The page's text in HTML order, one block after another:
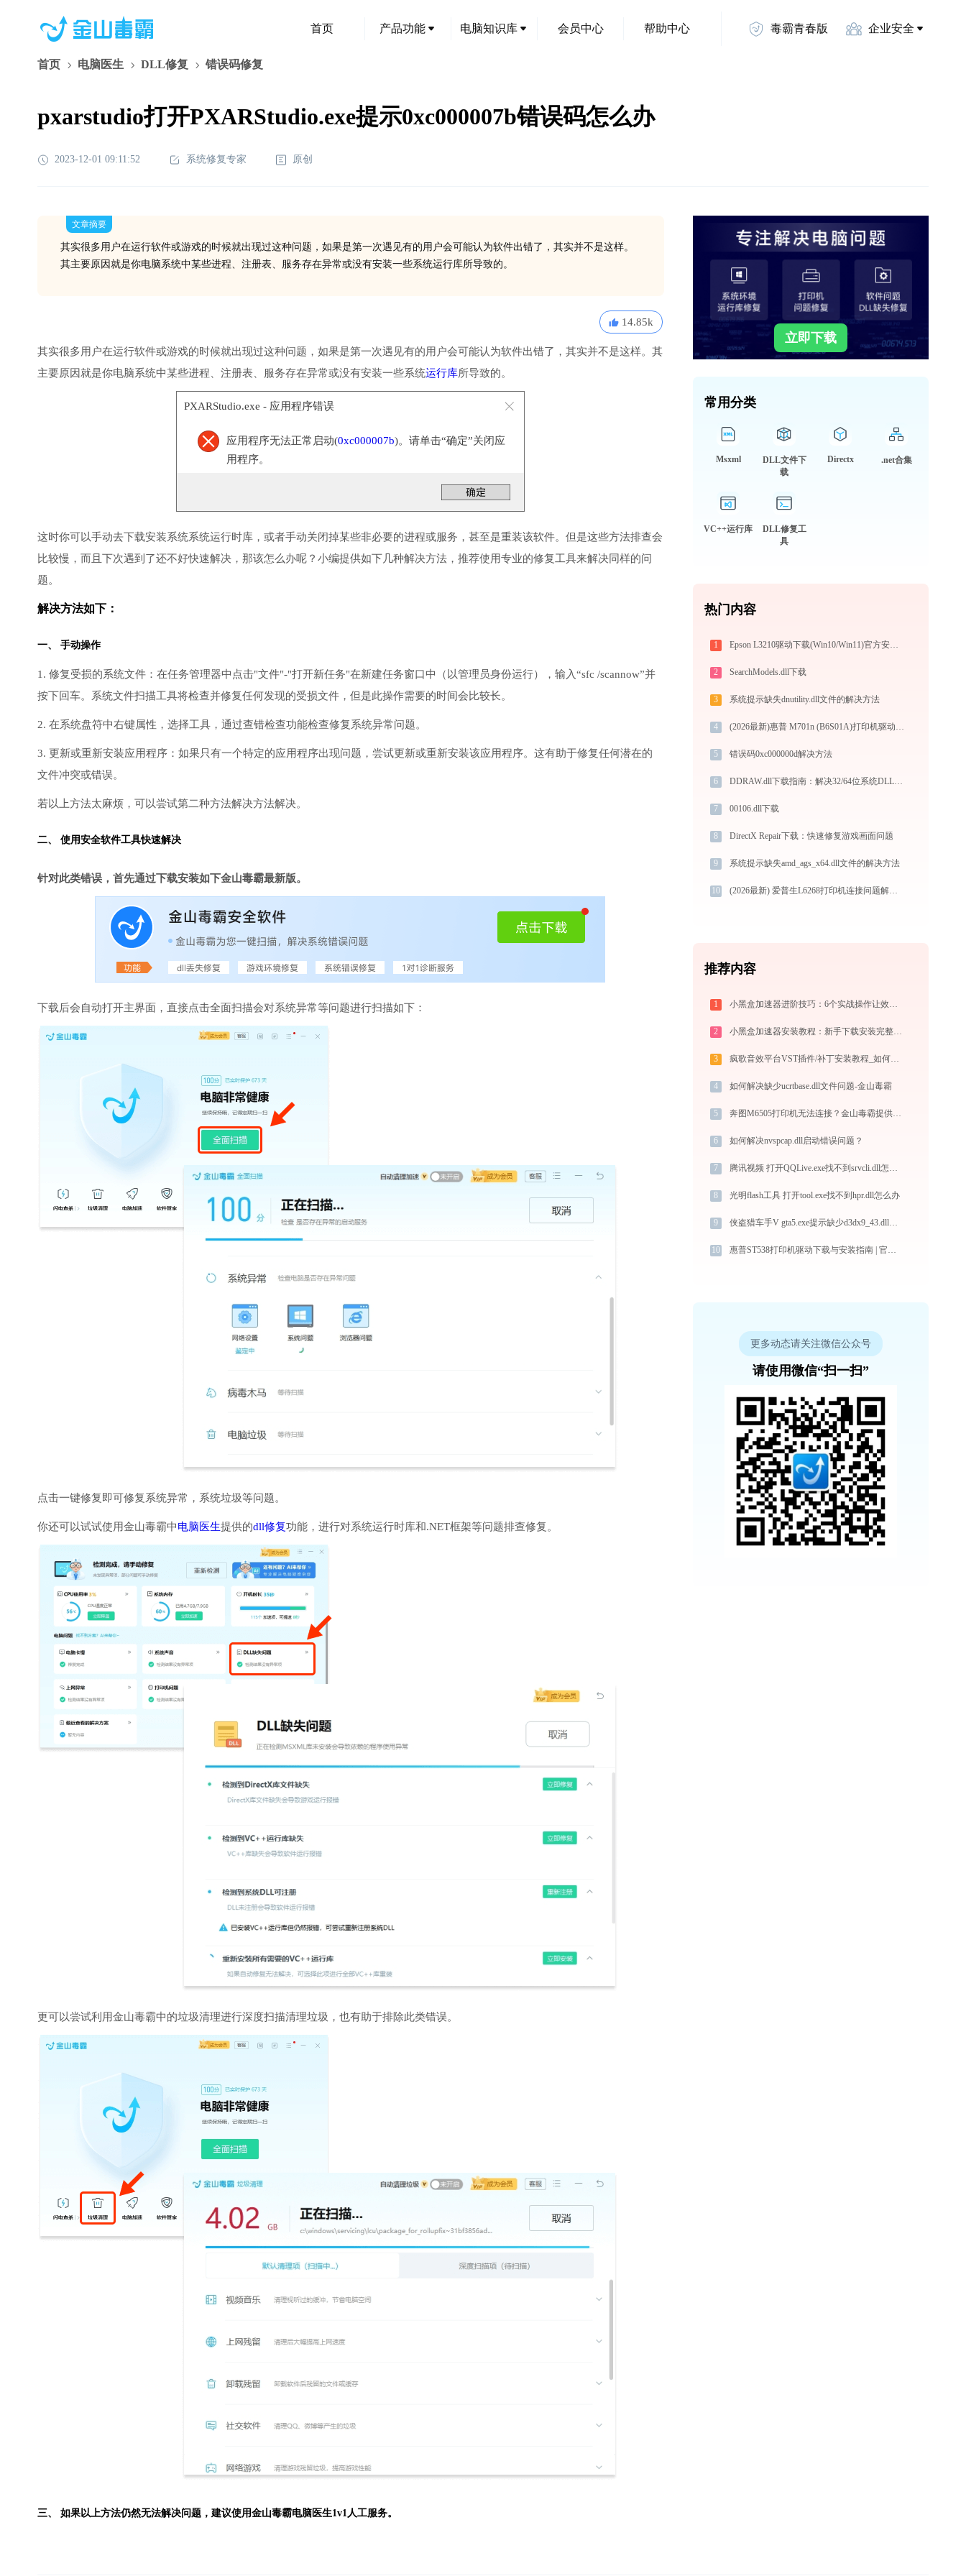
首页 产品功能 电脑知识库 会员中心 帮助中心 毒霸青春版 企业安全
首页 电脑医生 DLL修复 错误码修复
pxarstudio打开PXARStudio.exe提示0xc000007b错误码怎么办
2023-12-01 09:11:52 系统修复专家 原创
文章摘要
其实很多用户在运行软件或游戏的时候就出现过这种问题，如果是第一次遇见有的用户会可能认为软件出错了，其实并不是这样。
其主要原因就是你电脑系统中某些进程、注册表、服务存在异常或没有安装一些系统运行库所导致的。
14.85k
其实很多用户在运行软件或游戏的时候就出现过这种问题，如果是第一次遇见有的用户会可能认为软件出错了，其实并不是这样。其
主要原因就是你电脑系统中某些进程、注册表、服务存在异常或没有安装一些系统运行库所导致的。
PXARStudio.exe - 应用程序错误
应用程序无法正常启动(0xc000007b)。请单击“确定”关闭应
用程序。
这时你可以手动去下载安装系统系统运行时库，或者手动关闭掉某些非必要的进程或服务，甚至是重装该软件。但是这些方法排查会
比较慢，而且下次遇到了还不好快速解决，那该怎么办呢？小编提供如下几种解决方法，推荐使用专业的修复工具来解决同样的问
题。
解决方法如下：
一、 手动操作
1. 修复受损的系统文件：在任务管理器中点击"文件"-"打开新任务"在新建任务窗口中（以管理员身份运行），输入“sfc /scannow”并
按下回车。系统文件扫描工具将检查并修复任何发现的受损文件，但是此操作需要的时间会比较长。
2. 在系统盘符中右键属性，选择工具，通过查错检查功能检查修复系统异常问题。
3. 更新或重新安装应用程序：如果只有一个特定的应用程序出现问题，尝试更新或重新安装该应用程序。这有助于修复任何潜在的
文件冲突或错误。
若以上方法太麻烦，可以尝试第二种方法解决方法解决。
二、 使用安全软件工具快速解决
针对此类错误，首先通过下载安装如下金山毒霸最新版。
下载后会自动打开主界面，直接点击全面扫描会对系统异常等问题进行扫描如下：
点击一键修复即可修复系统异常，系统垃圾等问题。
你还可以试试使用金山毒霸中电脑医生提供的dll修复功能，进行对系统运行时库和.NET框架等问题排查修复。
更可以尝试利用金山毒霸中的垃圾清理进行深度扫描清理垃圾，也有助于排除此类错误。
三、 如果以上方法仍然无法解决问题，建议使用金山毒霸电脑医生1v1人工服务。
立即下载
常用分类
Msxml
DLL文件下
载
Directx .net合集
VC++运行库
DLL修复工
具
热门内容
1 Epson L3210驱动下载(Win10/Win11)官方安全安装图文教程
2 SearchModels.dll下载
3 系统提示缺失dnutility.dll文件的解决方法
4 (2026最新)惠普 M701n (B6S01A)打印机驱动安装全攻略：从下载到安装完全教程
5 错误码0xc000000d解决方法
6 DDRAW.dll下载指南：解决32/64位系统DLL缺失问题 | 官方免费安全下载
7 00106.dll下载
8 DirectX Repair下载：快速修复游戏画面问题
9 系统提示缺失amd_ags_x64.dll文件的解决方法
10 (2026最新) 爱普生L6268打印机连接问题解决方法 - 金山毒霸
推荐内容
1 小黑盒加速器进阶技巧：6个实战操作让效率翻倍
2 小黑盒加速器安装教程：新手下载安装完整步骤
3 疯歌音效平台VST插件/补丁安装教程_如何加载插件效果包
4 如何解决缺少ucrtbase.dll文件问题-金山毒霸
5 奔图M6505打印机无法连接？金山毒霸提供解决方案
6 如何解决nvspcap.dll启动错误问题？
7 腾讯视频 打开QQLive.exe找不到srvcli.dll怎么办
8 光明flash工具 打开tool.exe找不到hpr.dll怎么办
9 侠盗猎车手V gta5.exe提示缺少d3dx9_43.dll文件的解决办法
10 惠普ST538打印机驱动下载与安装指南 | 官方驱动支持
更多动态请关注微信公众号
请使用微信“扫一扫”